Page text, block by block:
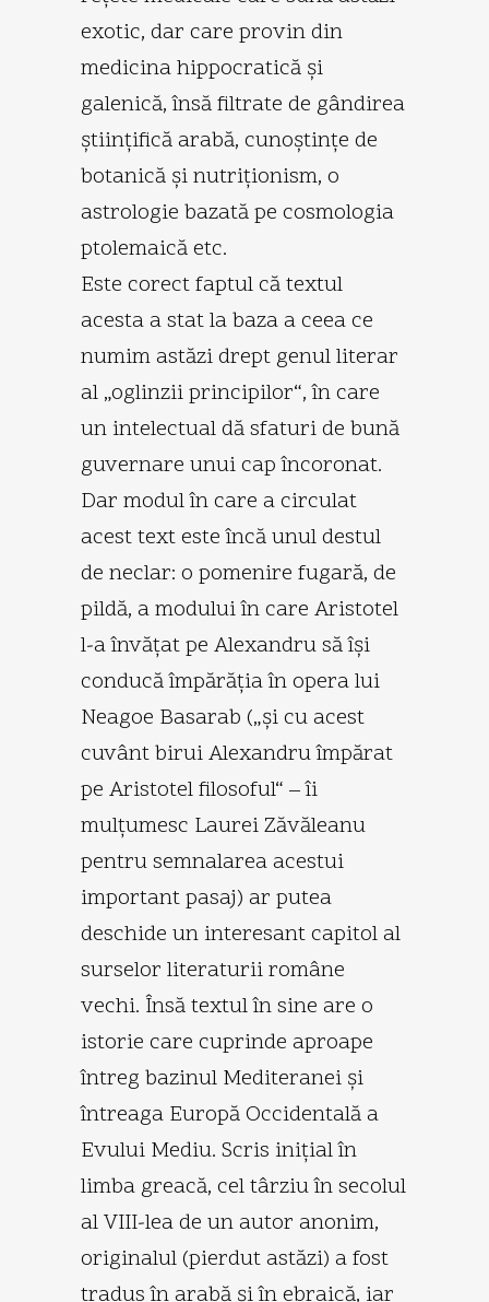
exotic, dar care provin din
medicina hippocratică şi
galenică, însă filtrate de gândirea
ştiinţifică arabă, cunoştinţe de
botanică şi nutriţionism, o
astrologie bazată pe cosmologia
ptolemaică etc.
Este corect faptul că textul
acesta a stat la baza a ceea ce
numim astăzi drept genul literar
al „oglinzii principilor“, în care
un intelectual dă sfaturi de bună
guvernare unui cap încoronat.
Dar modul în care a circulat
acest text este încă unul destul
de neclar: o pomenire fugară, de
pildă, a modului în care Aristotel
l-a învăţat pe Alexandru să îşi
conducă împărăţia în opera lui
Neagoe Basarab („şi cu acest
cuvânt birui Alexandru împărat
pe Aristotel filosoful“ – îi
mulţumesc Laurei Zăvăleanu
pentru semnalarea acestui
important pasaj) ar putea
deschide un interesant capitol al
surselor literaturii române
vechi. Însă textul în sine are o
istorie care cuprinde aproape
întreg bazinul Mediteranei şi
întreaga Europă Occidentală a
Evului Mediu. Scris iniţial în
limba greacă, cel târziu în secolul
al VIII-lea de un autor anonim,
originalul (pierdut astăzi) a fost
tradus în arabă şi în ebraică, iar